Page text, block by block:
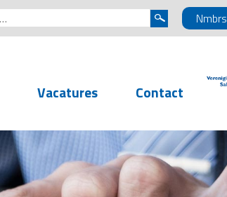
Nmbrs
Vacatures Contact